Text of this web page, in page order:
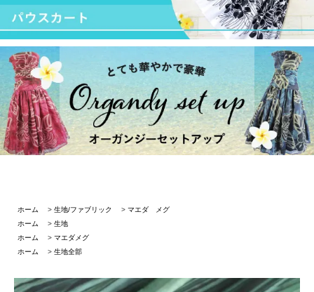
ホーム > 生地/ファブリック > マエダ メグ
ホーム
> 生地
ホーム
> マエダメグ
ホーム
> 生地全部